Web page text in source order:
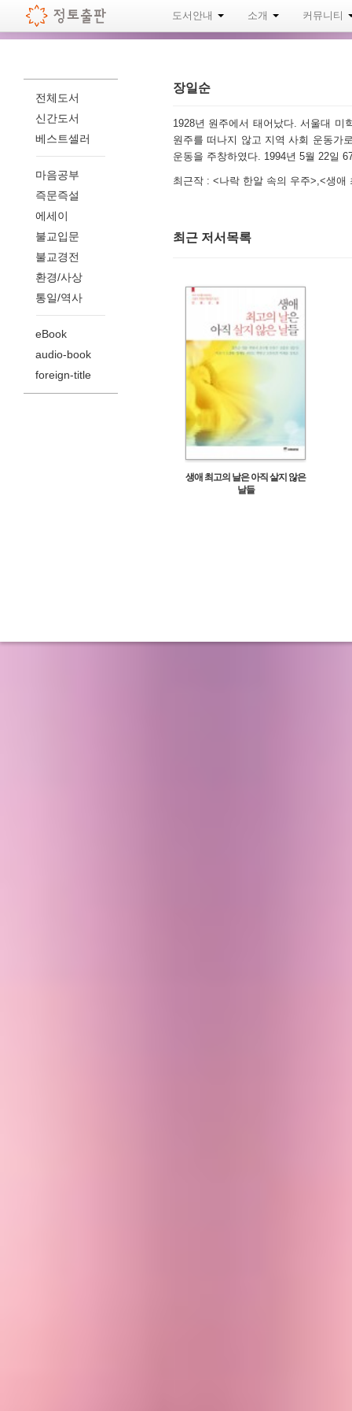
도서안내 소개 커뮤니티
장일순
1928년 원주에서 태어났다. 서울대 미
원주를 떠나지 않고 지역 사회 운동가
운동을 주창하였다. 1994년 5월 22일
최근작 : <나락 한알 속의 우주>,<생
최근 저서목록
생애 최고의 날은 아직 살지 않은
날들
전체도서
신간도서
베스트셀러
마음공부
즉문즉설
에세이
불교입문
불교경전
환경/사상
통일/역사
eBook
audio-book
foreign-title